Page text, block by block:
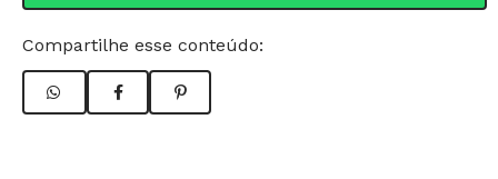
Compartilhe esse conteúdo: